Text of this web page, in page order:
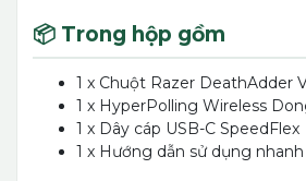
📦 Trong hộp gồm
1 x Chuột Razer DeathAdder
1 x HyperPolling Wireless
1 x Dây cáp USB-C SpeedFlex
1 x Hướng dẫn sử dụng nhanh